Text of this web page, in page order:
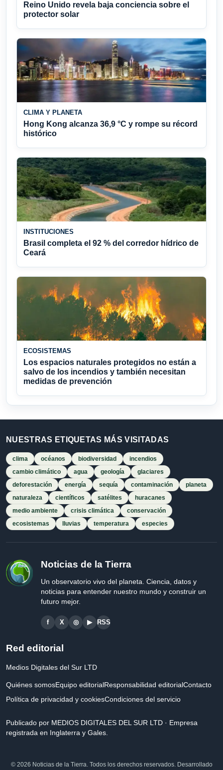
Reino Unido revela baja conciencia sobre el
protector solar
CLIMA Y PLANETA
Hong Kong alcanza 36,9 °C y rompe su récord
histórico
INSTITUCIONES
Brasil completa el 92 % del corredor hídrico de
Ceará
ECOSISTEMAS
Los espacios naturales protegidos no están a
salvo de los incendios y también necesitan
medidas de prevención
NUESTRAS ETIQUETAS MÁS VISITADAS
clima océanos biodiversidad
incendios
cambio climático
agua geología
glaciares
deforestación
energía sequía contaminación
planeta
naturaleza
científicos satélites
huracanes
medio ambiente
crisis climática
conservación
ecosistemas
lluvias temperatura especies
Noticias de la Tierra
Un observatorio vivo del planeta. Ciencia, datos y
noticias para entender nuestro mundo y construir un
futuro mejor.
f X ◎ ▶ RSS
Red editorial
Medios Digitales del Sur LTD
Quiénes somosEquipo editorialResponsabilidad editorialContacto
Política de privacidad y cookiesCondiciones del servicio
Publicado por MEDIOS DIGITALES DEL SUR LTD · Empresa
registrada en Inglaterra y Gales.
© 2026 Noticias de la Tierra. Todos los derechos reservados. Desarrollado